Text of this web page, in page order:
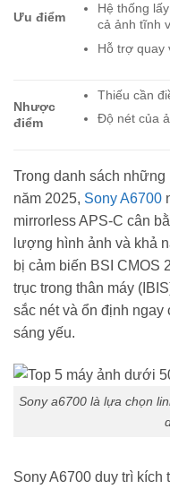
Ưu điểm
Hệ thống
cả ảnh tĩnh
Hỗ trợ quay
Nhược
điểm
Thiếu cần
Độ nét của
Trong danh sách
năm 2025, Sony A6700
mirrorless APS-C cân
lượng hình ảnh và khả
bị cảm biến BSI CMOS
trục trong thân máy
sắc nét và ổn định ngay
sáng yếu.
Sony a6700 là lựa chọn
Sony A6700 duy trì